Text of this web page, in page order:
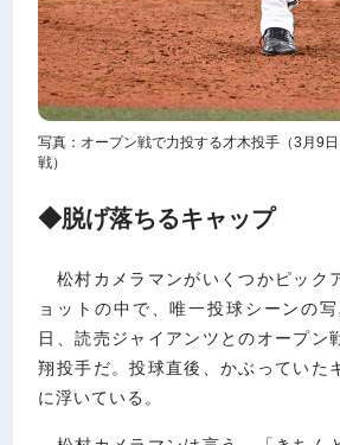
写真：オープン戦で力投する才木投手（3月9
戦）
◆脱げ落ちるキャップ
松村カメラマンがいくつかピック
ョットの中で、唯一投球シーンの
日、読売ジャイアンツとのオープン
翔投手だ。投球直後、かぶっていた
に浮いている。